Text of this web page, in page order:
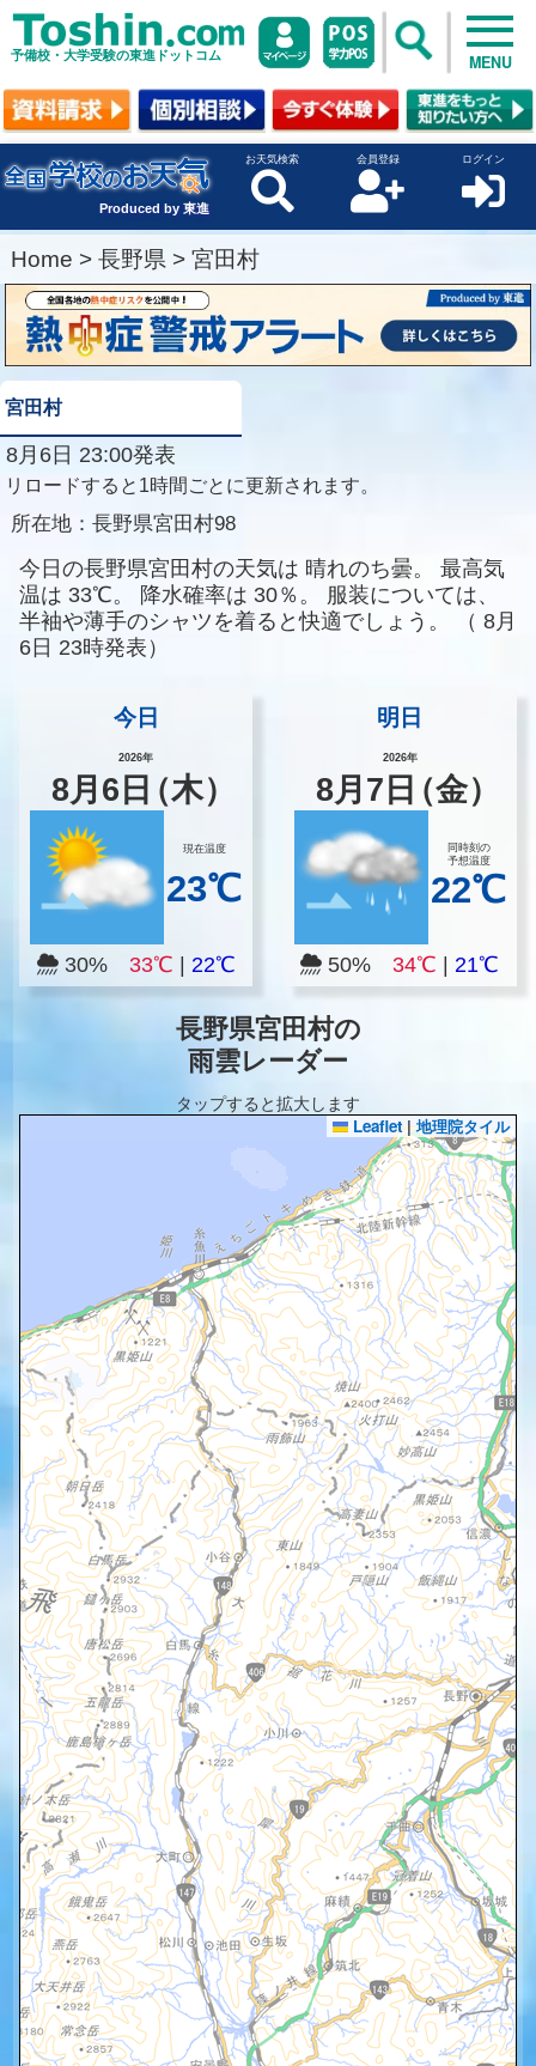
予備校・大学受験の東進ドットコム MENU
Produced by 東進
お天気検索 会員登録 ログイン
Home > 長野県 > 宮田村
宮田村
8月6日 23:00発表
リロードすると1時間ごとに更新されます。
所在地： 長野県宮田村98
今日の長野県宮田村の天気は 晴れのち曇。
最高気
温は 33℃。 降水確率は 30％。
服装については、
半袖や薄手のシャツを着ると快適でしょう。
（ 8月
6日 23時発表）
今日
2026年
8月 6 日（木）
現在温度
23℃
30% 33℃ 22℃
明日
2026年
8月 7 日（金）
同時刻の
予想温度
22℃
50%34℃ |21℃
長野県宮田村の
雨雲レーダー
タップすると拡大します
Leaflet | 地理院タイル